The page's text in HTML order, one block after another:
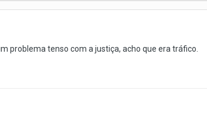
problema tenso com a justiça, acho que era tráfico.